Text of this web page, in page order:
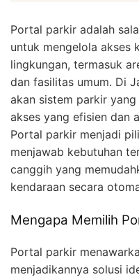
Portal parkir adalah
untuk mengelola akses
lingkungan, termasuk
dan fasilitas umum. Di
akan sistem parkir
akses yang efisien dan
Portal parkir menjadi
menjawab kebutuhan
canggih yang
kendaraan secara
Mengapa Memilih
Portal parkir
menjadikannya solusi